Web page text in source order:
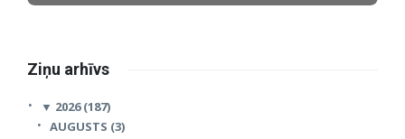
Ziņu arhīvs
▼ 2026 (187)
AUGUSTS (3)